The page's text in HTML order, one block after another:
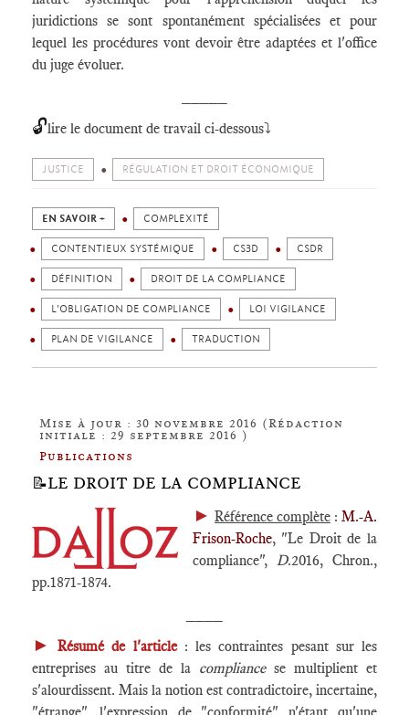
juridictions se sont spontanément spécialisées et pour
lequel les procédures vont devoir être adaptées et l'office
du juge évoluer.
🔓lire le document de travail ci-dessous⤵️
JUSTICE RÉGULATION ET DROIT ÉCONOMIQUE
EN SAVOIR + COMPLEXITÉ
CONTENTIEUX SYSTÉMIQUE CS3D CSDR
DÉFINITION DROIT DE LA COMPLIANCE
L'OBLIGATION DE COMPLIANCE LOI VIGILANCE
PLAN DE VIGILANCE TRADUCTION
Mise à jour : 30 novembre 2016 (Rédaction
initiale : 29 septembre 2016 )
Publications
📝LE DROIT DE LA COMPLIANCE
► Référence complète : M.-A.
Frison-Roche, "Le Droit de la
compliance", D.2016, Chron.,
pp.1871-1874.
►Résumé de l'article: les contraintes pesant sur les
entreprises au titre de la compliance se multiplient et
s'alourdissent. Mais la notion est contradictoire, incertaine,